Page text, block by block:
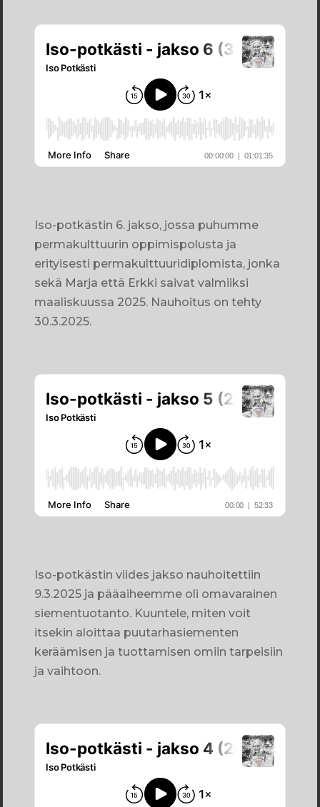
Iso-potkästin 6. jakso, jossa puhumme
permakulttuurin oppimispolusta ja
erityisesti permakulttuuridiplomista, jonka
sekä Marja että Erkki saivat valmiiksi
maaliskuussa 2025. Nauhoitus on tehty
30.3.2025.
Iso-potkästin viides jakso nauhoitettiin
9.3.2025 ja pääaiheemme oli omavarainen
siementuotanto. Kuuntele, miten voit
itsekin aloittaa puutarhasiementen
keräämisen ja tuottamisen omiin tarpeisiin
ja vaihtoon.